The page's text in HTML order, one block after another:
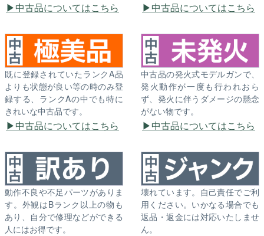
中古品についてはこちら 中古品についてはこちら
既に登録されていたランクA品
よりも状態が良い等の時のみ登
録する、ランクAの中でも特に
きれいな中古品です。
中古品についてはこちら
中古品の発火式モデルガンで、
発火動作が一度も行われおら
ず、発火に伴うダメージの懸念
がない物です。
中古品についてはこちら
動作不良や不足パーツがありま
す。外観はBランク以上の物も
あり、自分で修理などができる
人にはお得です。
壊れています。自己責任でご利
用ください。いかなる場合でも
返品・返金には対応いたしませ
ん。